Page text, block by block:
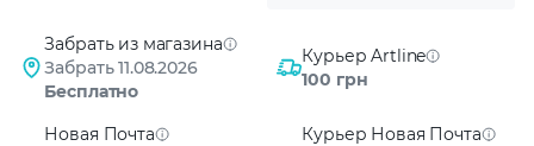
Забрать из магазина
Забрать 11.08.2026
Бесплатно
Курьер Artline
100 грн
Новая Почта
Курьер Новая Почта